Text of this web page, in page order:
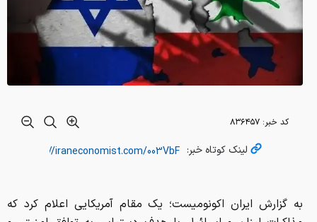
کد خبر: ۸۳۶۴۵۷
لینک کوتاه خبر:
به گزارش ایران اکونومیست؛ یک مقام آمریکایی اعلام کرد که